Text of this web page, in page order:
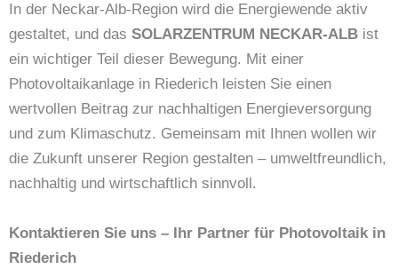
In der Neckar-Alb-Region wird die Energiewende aktiv
gestaltet, und das SOLARZENTRUM NECKAR-ALB ist
ein wichtiger Teil dieser Bewegung. Mit einer
Photovoltaikanlage in Riederich leisten Sie einen
wertvollen Beitrag zur nachhaltigen Energieversorgung
und zum Klimaschutz. Gemeinsam mit Ihnen wollen wir
die Zukunft unserer Region gestalten – umweltfreundlich,
nachhaltig und wirtschaftlich sinnvoll.
Kontaktieren Sie uns – Ihr Partner für Photovoltaik in
Riederich